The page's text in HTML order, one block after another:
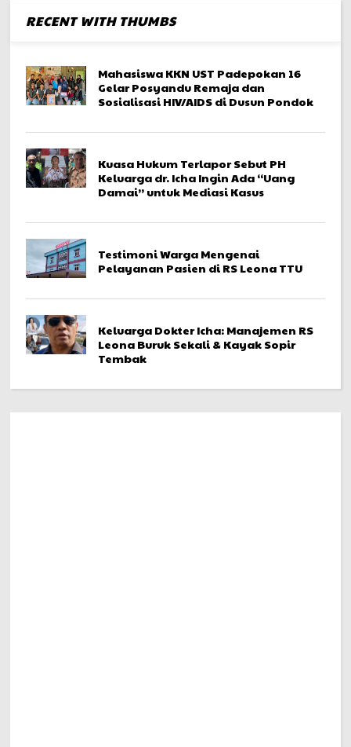
RECENT WITH THUMBS
Mahasiswa KKN UST Padepokan 16
Gelar Posyandu Remaja dan
Sosialisasi HIV/AIDS di Dusun Pondok
Kuasa Hukum Terlapor Sebut PH
Keluarga dr. Icha Ingin Ada “Uang
Damai” untuk Mediasi Kasus
Testimoni Warga Mengenai
Pelayanan Pasien di RS Leona TTU
Keluarga Dokter Icha: Manajemen RS
Leona Buruk Sekali & Kayak Sopir
Tembak